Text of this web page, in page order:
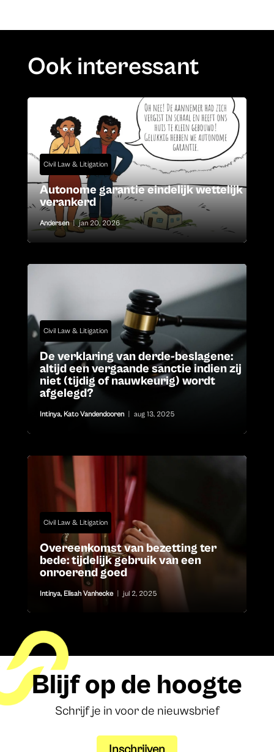
Ook interessant
Civil Law & Litigation
Autonome garantie eindelijk wettelijk
verankerd
Andersen | jan 20, 2026
Civil Law & Litigation
De verklaring van derde-beslagene:
altijd een vergaande sanctie indien zij
niet (tijdig of nauwkeurig) wordt
afgelegd?
Intinya, Kato Vandendooren aug 13, 2025
Civil Law & Litigation
Overeenkomst van bezetting ter
bede: tijdelijk gebruik van een
onroerend goed
Intinya, Elisah Vanhecke jul 2, 2025
Blijf op de hoogte
Schrijf je in voor de nieuwsbrief